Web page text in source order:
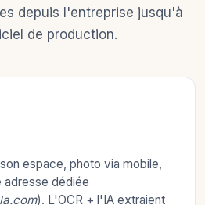
depuis l'entreprise jusqu'à
de production.
espace, photo via mobile,
adresse dédiée
). L'OCR + l'IA extraient